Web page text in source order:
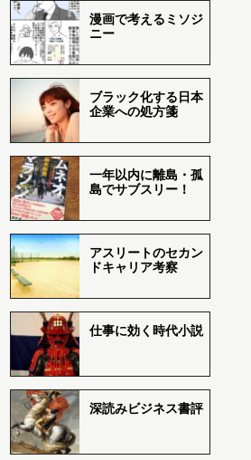
漫画で考えるミソジ
ニー
ブラック化する日本
企業への処方箋
一年以内に離島・孤
島でサブスリー！
アスリートのセカン
ドキャリア考察
仕事に効く時代小説
深読みビジネス書評